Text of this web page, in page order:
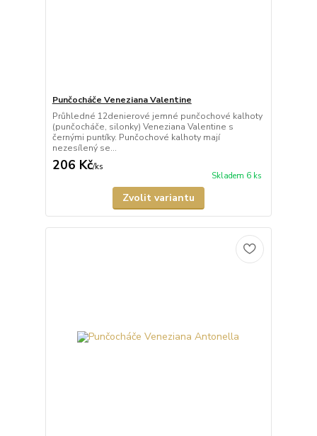
Punčocháče Veneziana Valentine
Průhledné 12denierové jemné punčochové kalhoty
(punčocháče, silonky) Veneziana Valentine s
černými puntíky. Punčochové kalhoty mají
nezesílený se...
206 Kč/ks
Skladem 6 ks
Zvolit variantu